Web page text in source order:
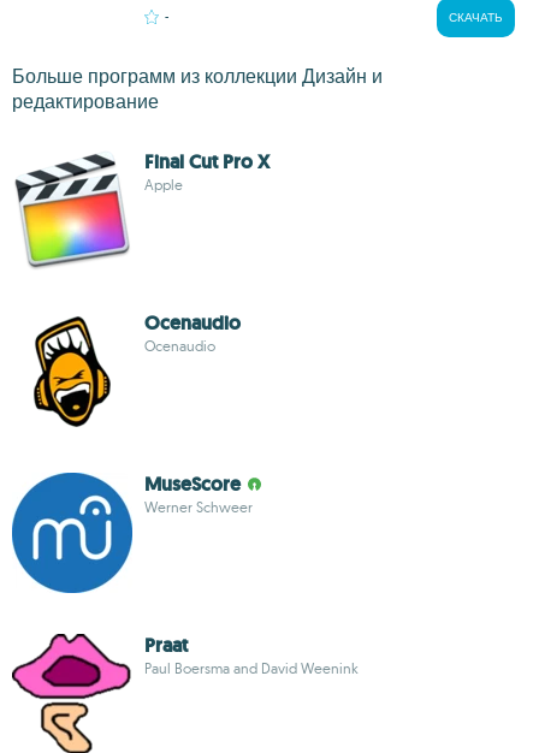
- СКАЧАТЬ
Больше программ из коллекции Дизайн и
редактирование
Final Cut Pro X
Apple
Ocenaudio
Ocenaudio
MuseScore
Werner Schweer
Praat
Paul Boersma and David Weenink